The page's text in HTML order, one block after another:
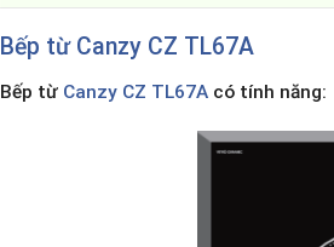
Bếp từ Canzy CZ TL67A
Bếp từ Canzy CZ TL67A có tính năng: